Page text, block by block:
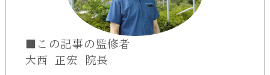
■この記事の監修者
大西 正宏 院長